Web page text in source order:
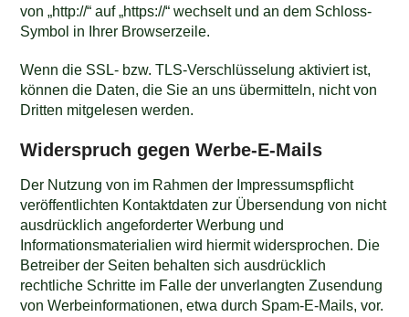
von „http://“ auf „https://“ wechselt und an dem Schloss-
Symbol in Ihrer Browserzeile.
Wenn die SSL- bzw. TLS-Verschlüsselung aktiviert ist,
können die Daten, die Sie an uns übermitteln, nicht von
Dritten mitgelesen werden.
Widerspruch gegen Werbe-E-Mails
Der Nutzung von im Rahmen der Impressumspflicht
veröffentlichten Kontaktdaten zur Übersendung von nicht
ausdrücklich angeforderter Werbung und
Informationsmaterialien wird hiermit widersprochen. Die
Betreiber der Seiten behalten sich ausdrücklich
rechtliche Schritte im Falle der unverlangten Zusendung
von Werbeinformationen, etwa durch Spam-E-Mails, vor.